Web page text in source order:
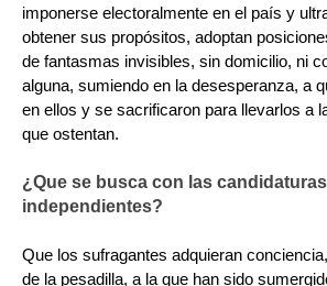
imponerse electoralmente en el país y
obtener sus propósitos, adoptan
de fantasmas invisibles, sin domicilio, ni
alguna, sumiendo en la desesperanza, a
en ellos y se sacrificaron para llevarlos a
que ostentan.
¿Que se busca con las candidaturas
independientes?
Que los sufragantes adquieran
de la pesadilla, a la que han sido